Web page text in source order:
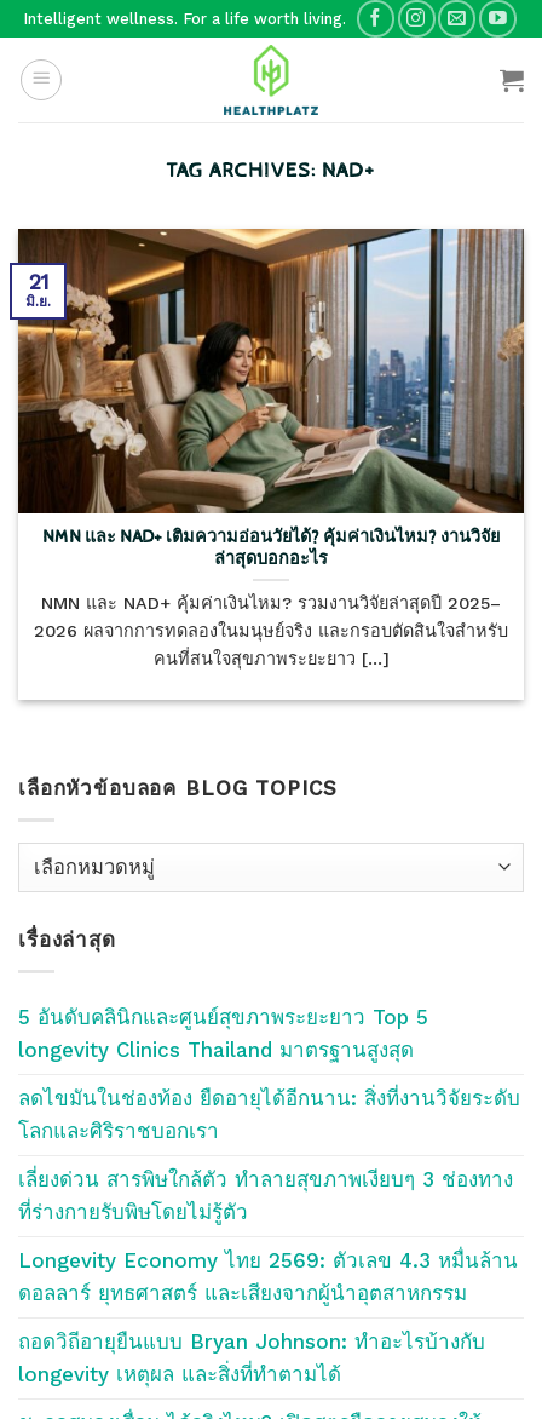
Skip
content
Intelligent wellness. For a life worth living.
TAG ARCHIVES: NAD+
NMN และ NAD+ เติมความอ่อนวัยได้? คุ้มค่าเงินไหม? งานวิจัย
ล่าสุดบอกอะไร
NMN และ NAD+ คุ้มค่าเงินไหม? รวมงานวิจัยล่าสุดปี 2025–
2026 ผลจากการทดลองในมนุษย์จริง และกรอบตัดสินใจสำหรับ
คนที่สนใจสุขภาพระยะยาว [...]
21
มิ.ย.
เลือกหัวข้อบลอค BLOG TOPICS
เลือก
บลอค
Blog
เรื่องล่าสุด
5 อันดับคลินิกและศูนย์สุขภาพระยะยาว Top 5
longevity Clinics Thailand มาตรฐานสูงสุด
ลดไขมันในช่องท้อง ยืดอายุได้อีกนาน: สิ่งที่งานวิจัยระดับ
โลกและศิริราชบอกเรา
เลี่ยงด่วน สารพิษใกล้ตัว ทำลายสุขภาพเงียบๆ 3 ช่องทาง
ที่ร่างกายรับพิษโดยไม่รู้ตัว
Longevity Economy ไทย 2569: ตัวเลข 4.3 หมื่นล้าน
ดอลลาร์ ยุทธศาสตร์ และเสียงจากผู้นำอุตสาหกรรม
ถอดวิถีอายุยืนแบบ Bryan Johnson: ทำอะไรบ้างกับ
longevity เหตุผล และสิ่งที่ทำตามได้